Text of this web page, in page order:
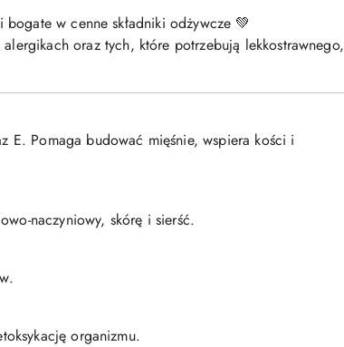
w cenne składniki odżywcze 💚
oraz tych, które potrzebują lekkostrawnego,
E. Pomaga budować mięśnie, wspiera kości i
naczyniowy, skórę i sierść.
organizmu.